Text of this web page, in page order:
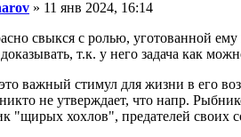
» 11 янв 2024, 16:14
свыкся с ролью, уготованной
т.к. у него задача как
важный стимул для жизни в его
не утверждает, что напр.
"щирых хохлов", предателей